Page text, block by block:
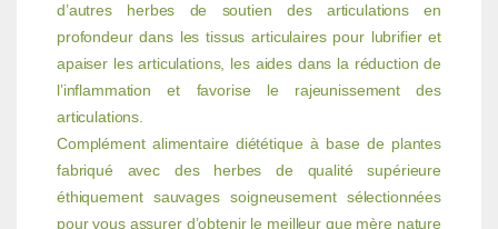
d’autres herbes de soutien des articulations en
profondeur dans les tissus articulaires pour lubrifier et
apaiser les articulations, les aides dans la réduction de
l’inflammation et favorise le rajeunissement des
articulations.
Complément alimentaire diététique à base de plantes
fabriqué avec des herbes de qualité supérieure
éthiquement sauvages soigneusement sélectionnées
pour vous assurer d’obtenir le meilleur que mère nature